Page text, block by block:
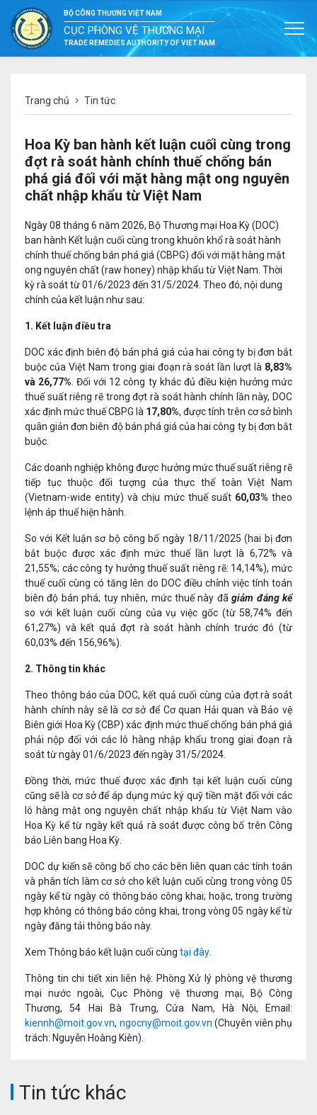
BỘ CÔNG THƯƠNG VIỆT NAM
CỤC PHÒNG VỆ THƯƠNG MẠI
TRADE REMEDIES AUTHORITY OF VIET NAM
Trang chủ Tin tức
Hoa Kỳ ban hành kết luận cuối cùng trong
đợt rà soát hành chính thuế chống bán
phá giá đối với mặt hàng mật ong nguyên
chất nhập khẩu từ Việt Nam
Ngày 08 tháng 6 năm 2026, Bộ Thương mại Hoa Kỳ (DOC)
ban hành Kết luận cuối cùng trong khuôn khổ rà soát hành
chính thuế chống bán phá giá (CBPG) đối với mặt hàng mật
ong nguyên chất (raw honey) nhập khẩu từ Việt Nam. Thời
kỳ rà soát từ 01/6/2023 đến 31/5/2024. Theo đó, nội dung
chính của kết luận như sau:
1. Kết luận điều tra
DOC xác định biên độ bán phá giá của hai công ty bị đơn bắt
buộc của Việt Nam trong giai đoạn rà soát lần lượt là 8,83%
và 26,77% . Đối với 12 công ty khác đủ điều kiện hưởng mức
thuế suất riêng rẽ trong đợt rà soát hành chính lần này, DOC
xác định mức thuế CBPG là 17,80%, được tính trên cơ sở bình
quân giản đơn biên độ bán phá giá của hai công ty bị đơn bắt
buộc.
Các doanh nghiệp không được hưởng mức thuế suất riêng rẽ
tiếp tục thuộc đối tượng của thực thể toàn Việt Nam
(Vietnam-wide entity) và chịu mức thuế suất 60,03% theo
lệnh áp thuế hiện hành.
So với Kết luận sơ bộ công bố ngày 18/11/2025 (hai bị đơn
bắt buộc được xác định mức thuế lần lượt là 6,72% và
21,55%; các công ty hưởng thuế suất riêng rẽ: 14,14%), mức
thuế cuối cùng có tăng lên do DOC điều chỉnh việc tính toán
biên độ bán phá; tuy nhiên, mức thuế này đãgiảm đáng kể
so với kết luận cuối cùng của vụ việc gốc (từ 58,74% đến
61,27%) và kết quả đợt rà soát hành chính trước đó (từ
60,03% đến 156,96%).
2. Thông tin khác
Theo thông báo của DOC, kết quả cuối cùng của đợt rà soát
hành chính này sẽ là cơ sở để Cơ quan Hải quan và Bảo vệ
Biên giới Hoa Kỳ (CBP) xác định mức thuế chống bán phá giá
phải nộp đối với các lô hàng nhập khẩu trong giai đoạn rà
soát từ ngày 01/6/2023 đến ngày 31/5/2024.
Đồng thời, mức thuế được xác định tại kết luận cuối cùng
cũng sẽ là cơ sở để áp dụng mức ký quỹ tiền mặt đối với các
lô hàng mật ong nguyên chất nhập khẩu từ Việt Nam vào
Hoa Kỳ kể từ ngày kết quả rà soát được công bố trên Công
báo Liên bang Hoa Kỳ.
DOC dự kiến sẽ công bố cho các bên liên quan các tính toán
và phân tích làm cơ sở cho kết luận cuối cùng trong vòng 05
ngày kể từ ngày có thông báo công khai; hoặc, trong trường
hợp không có thông báo công khai, trong vòng 05 ngày kể từ
ngày đăng tải thông báo này.
Xem Thông báo kết luận cuối cùng tại đây.
Thông tin chi tiết xin liên hệ: Phòng Xử lý phòng vệ thương
mại nước ngoài, Cục Phòng vệ thương mại, Bộ Công
Thương, 54 Hai Bà Trưng, Cửa Nam, Hà Nội, Email:
kiennh@moit.gov.vn, ngocny@moit.gov.vn (Chuyên viên phụ
trách: Nguyễn Hoàng Kiên).
Tin tức khác